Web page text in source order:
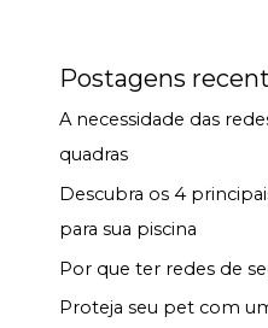
Postagens
A necessidade das
quadras
Descubra os 4
para sua piscina
Por que ter redes de
Proteja seu pet com